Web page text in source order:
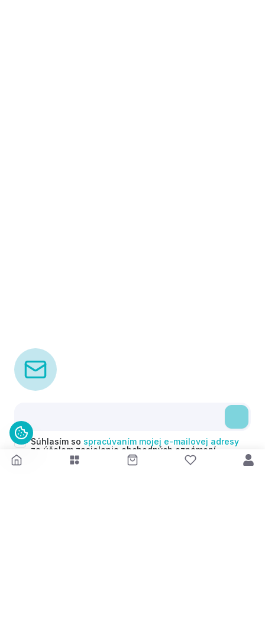
Súhlasím so spracúvaním mojej e-mailovej adresy
za účelom zasielania obchodných oznámení
(newsletterov) v súlade s čl. 6 ods. 1 písm. a)
Nariadenia GDPR. Svoj súhlas môžem kedykoľvek